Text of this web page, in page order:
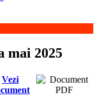
mai 2025
Vezi